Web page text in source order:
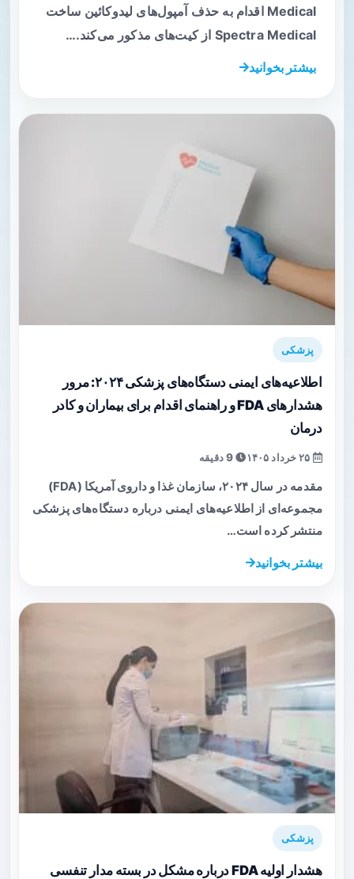
Medical اقدام به حذف آمپول‌های لیدوکائین ساخت
Spectra Medical از کیت‌های مذکور می‌کند.…
بیشتر بخوانید
پزشکی
اطلاعیه‌های ایمنی دستگاه‌های پزشکی ۲۰۲۴: مرور
هشدارهای FDA و راهنمای اقدام برای بیماران و کادر
درمان
9 دقیقه
مقدمه در سال ۲۰۲۴، سازمان غذا و داروی آمریکا (FDA)
مجموعه‌ای از اطلاعیه‌های ایمنی درباره دستگاه‌های پزشکی
منتشر کرده است…
بیشتر بخوانید
پزشکی
هشدار اولیه FDA درباره مشکل در بسته مدار تنفسی